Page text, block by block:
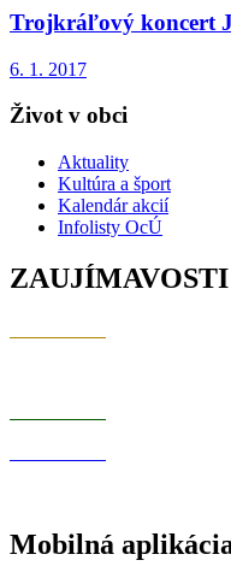
Trojkráľový koncert
6. 1. 2017
Život v obci
Aktuality
Kultúra a šport
Kalendár akcií
Infolisty OcÚ
ZAUJÍMAVOSTI
Mobilná